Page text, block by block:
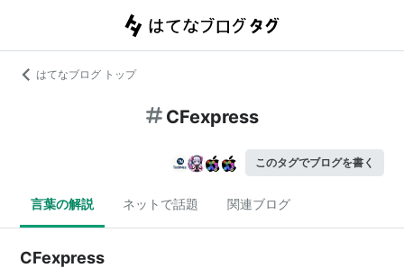
はてなブログ トップ
CFexpress
このタグでブログを書く
言葉の解説 ネットで話題 関連ブログ
CFexpress